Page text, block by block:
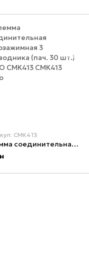
СМК413
Клемма соединительная самозажимная 3 проводника (пач. 30 шт.) APRO СМК413